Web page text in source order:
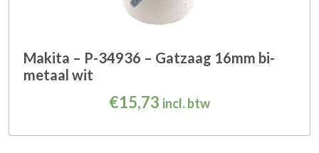
Makita – P-34936 – Gatzaag 16mm bi-
metaal wit
€15,73 incl. btw